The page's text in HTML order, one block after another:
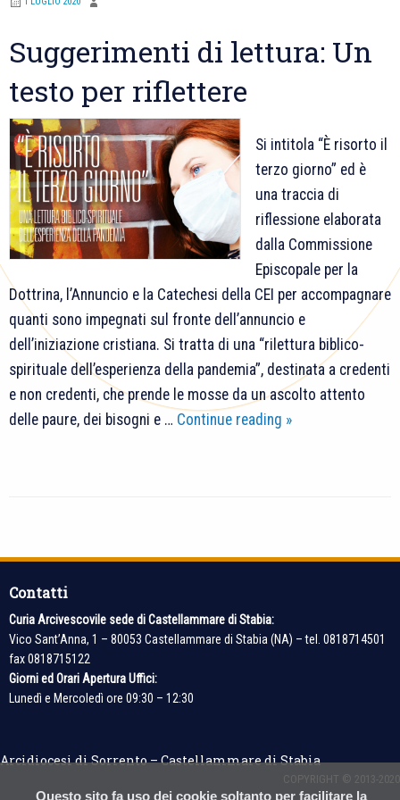
Questo sito fa uso dei cookie soltanto per facilitare la
Suggerimenti di lettura: Un
testo per riflettere
Si intitola “È risorto il
terzo giorno” ed è
una traccia di
riflessione elaborata
dalla Commissione
Episcopale per la
Dottrina, l’Annuncio e la Catechesi della CEI per accompagnare
quanti sono impegnati sul fronte dell’annuncio e
dell’iniziazione cristiana. Si tratta di una “rilettura biblico-
spirituale dell’esperienza della pandemia”, destinata a credenti
e non credenti, che prende le mosse da un ascolto attento
delle paure, dei bisogni e … Continue reading Suggerimenti
»
o
s
t
N
a
v
i
t
Contatti
Curia Arcivescovile sede di Castellammare di Stabia:
Vico Sant’Anna, 1 – 80053 Castellammare di Stabia (NA) – tel. 0818714501
fax 0818715122
Giorni ed Orari Apertura Uffici:
Lunedì e Mercoledì ore 09:30 – 12:30
Arcidiocesi di Sorrento – Castellammare di Stabia
COPYRIGHT © 2013-2020